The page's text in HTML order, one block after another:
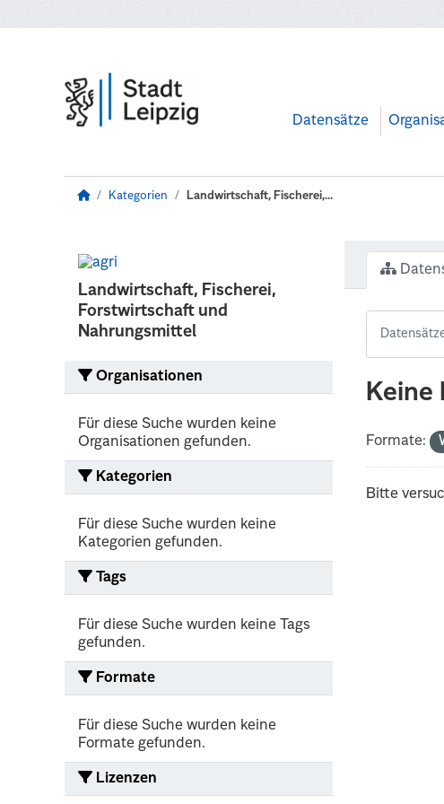
Datensätze
Kategorien Landwirtschaft, Fischerei,...
Landwirtschaft, Fischerei,
Forstwirtschaft und
Nahrungsmittel
Organisationen
Für diese Suche wurden keine
Organisationen gefunden.
Kategorien
Für diese Suche wurden keine
Kategorien gefunden.
Tags
Für diese Suche wurden keine Tags
gefunden.
Formate
Für diese Suche wurden keine
Formate gefunden.
Lizenzen
Keine
Formate:
Bitte